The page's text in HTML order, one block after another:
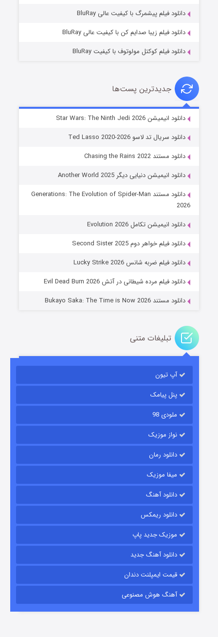
خاندان اژدها فصل ۳
جادوگری در مغولستان
باب اسفنجی فصل ۱۷
قسمت6 (زیرنویس) منتشر شد
قسمت15 (دوبله) منتشر شد
دانلود فیلم پیشمرگ با کیفیت عالی BluRay
دانلود فیلم زیبا صدایم کن با کیفیت عالی BluRay
دانلود فیلم کوکتل مولوتوف با کیفیت BluRay
جدیدترین پست‌ها
دانلود انیمیشن Star Wars: The Ninth Jedi 2026
دانلود سریال تد لاسو Ted Lasso 2020-2026
دانلود مستند Chasing the Rains 2022
دانلود انیمیشن دنیایی دیگر Another World 2025
دانلود مستند Generations: The Evolution of Spider-Man
2026
دانلود انیمیشن تکامل Evolution 2026
دانلود فیلم خواهر دوم Second Sister 2025
دانلود فیلم ضربه شانس Lucky Strike 2026
دانلود فیلم مرده شیطانی در آتش Evil Dead Burn 2026
دانلود مستند Bukayo Saka: The Time is Now 2026
تبلیغات متنی
آپ تیون
پنل پیامک
ملودی 98
نواز موزیک
دانلود رمان
میفا موزیک
دانلود آهنگ
دانلود ریمکس
موزیک جدید پاپ
دانلود آهنگ جدید
قیمت ایمپلنت دندان
آهنگ هوش مصنوعی